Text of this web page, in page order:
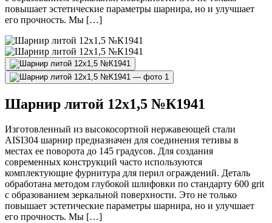
повышает эстетические параметры шарнира, но и улучшает
его прочность. Мы […]
Шарнир литой 12х1,5 №К1941
Изготовленный из высокосортной нержавеющей стали
AISI304 шарнир предназначен для соединения тетивы в
местах ее поворота до 145 градусов. Для создания
современных конструкций часто используются
комплектующие фурнитура для перил ограждений. Деталь
обработана методом глубокой шлифовки по стандарту 600 grit
с образованием зеркальной поверхности. Это не только
повышает эстетические параметры шарнира, но и улучшает
его прочность. Мы […]